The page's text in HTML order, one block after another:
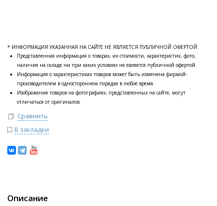
* ИНФОРМАЦИЯ УКАЗАННАЯ НА САЙТЕ НЕ ЯВЛЯЕТСЯ ПУБЛИЧНОЙ ОФЕРТОЙ.
Представленная информация о товарах, их стоимости, характеристик, фото,
наличия на складе ни при каких условиях не является публичной офертой.
Информация о характеристиках товаров может быть изменена фирмой-
производителем в одностороннем порядке в любое время.
Изображения товаров на фотографиях, представленных на сайте, могут
отличаться от оригиналов.
Сравнить
В закладки
Описание